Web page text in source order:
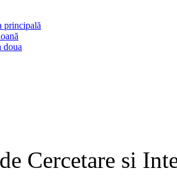
principală
doua
Cercetare si